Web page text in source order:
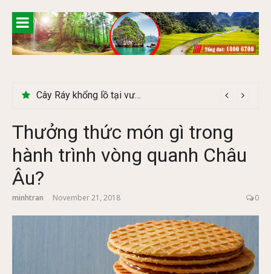
content
Cây Ráy khổng lồ tại vườn Quốc gia Cúc Phương
Thưởng thức món gì trong
hành trình vòng quanh Châu
Âu?
minhtran November 21, 2018 0